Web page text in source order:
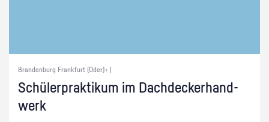
Brandenburg Frankfurt (Oder)+ |
Schü­ler­prak­ti­kum im Dach­de­ck­er­hand­
werk